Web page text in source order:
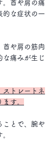
。首や肩の痛
的な症状の一
首や肩の筋肉
な痛みが生じ
ストレートネ
す。
ことで、腕や
。